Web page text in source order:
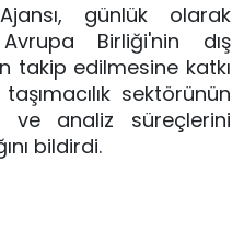
günlük olarak
Birliği'nin dış
takip edilmesine katkı
sektörünün
ve analiz süreçlerini
bildirdi.